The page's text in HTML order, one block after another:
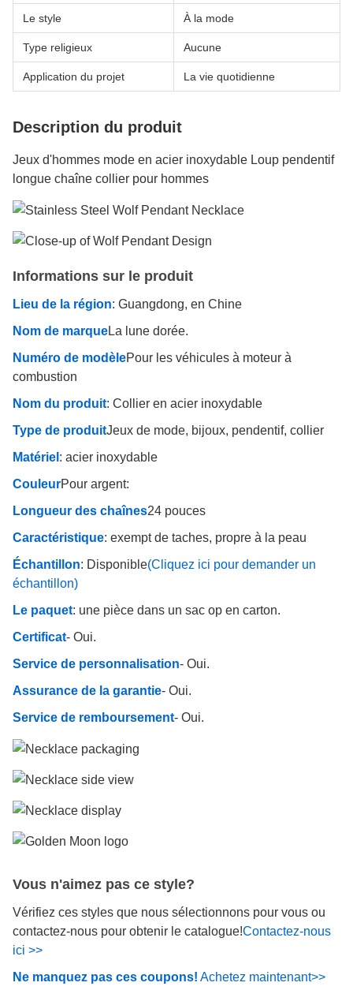
Le style À la mode
Type religieux Aucune
Application du projet La vie quotidienne
Description du produit
Jeux d'hommes mode en acier inoxydable Loup pendentif
longue chaîne collier pour hommes
Informations sur le produit
Lieu de la région: Guangdong, en Chine
Nom de marqueLa lune dorée.
Numéro de modèlePour les véhicules à moteur à
combustion
Nom du produit: Collier en acier inoxydable
Type de produitJeux de mode, bijoux, pendentif, collier
Matériel : acier inoxydable
CouleurPour argent:
Longueur des chaînes24 pouces
Caractéristique: exempt de taches, propre à la peau
Échantillon: Disponible(Cliquez ici pour demander un
échantillon)
Le paquet: une pièce dans un sac op en carton.
Certificat- Oui.
Service de personnalisation- Oui.
Assurance de la garantie- Oui.
Service de remboursement- Oui.
Vous n'aimez pas ce style?
Vérifiez ces styles que nous sélectionnons pour vous ou
contactez-nous pour obtenir le catalogue!Contactez-nous
ici >>
Ne manquez pas ces coupons! Achetez maintenant>>